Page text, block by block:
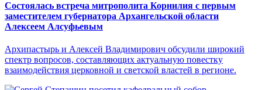
Состоялась встреча митрополита Корнилия с первым
заместителем губернатора Архангельской области
Алексеем Алсуфьевым
Архипастырь и Алексей Владимирович обсудили широкий
спектр вопросов, составляющих актуальную повестку
взаимодействия церковной и светской властей в регионе.